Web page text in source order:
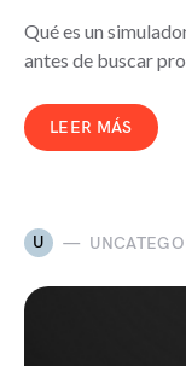
Qué es un
antes de buscar
LEER MÁS
U